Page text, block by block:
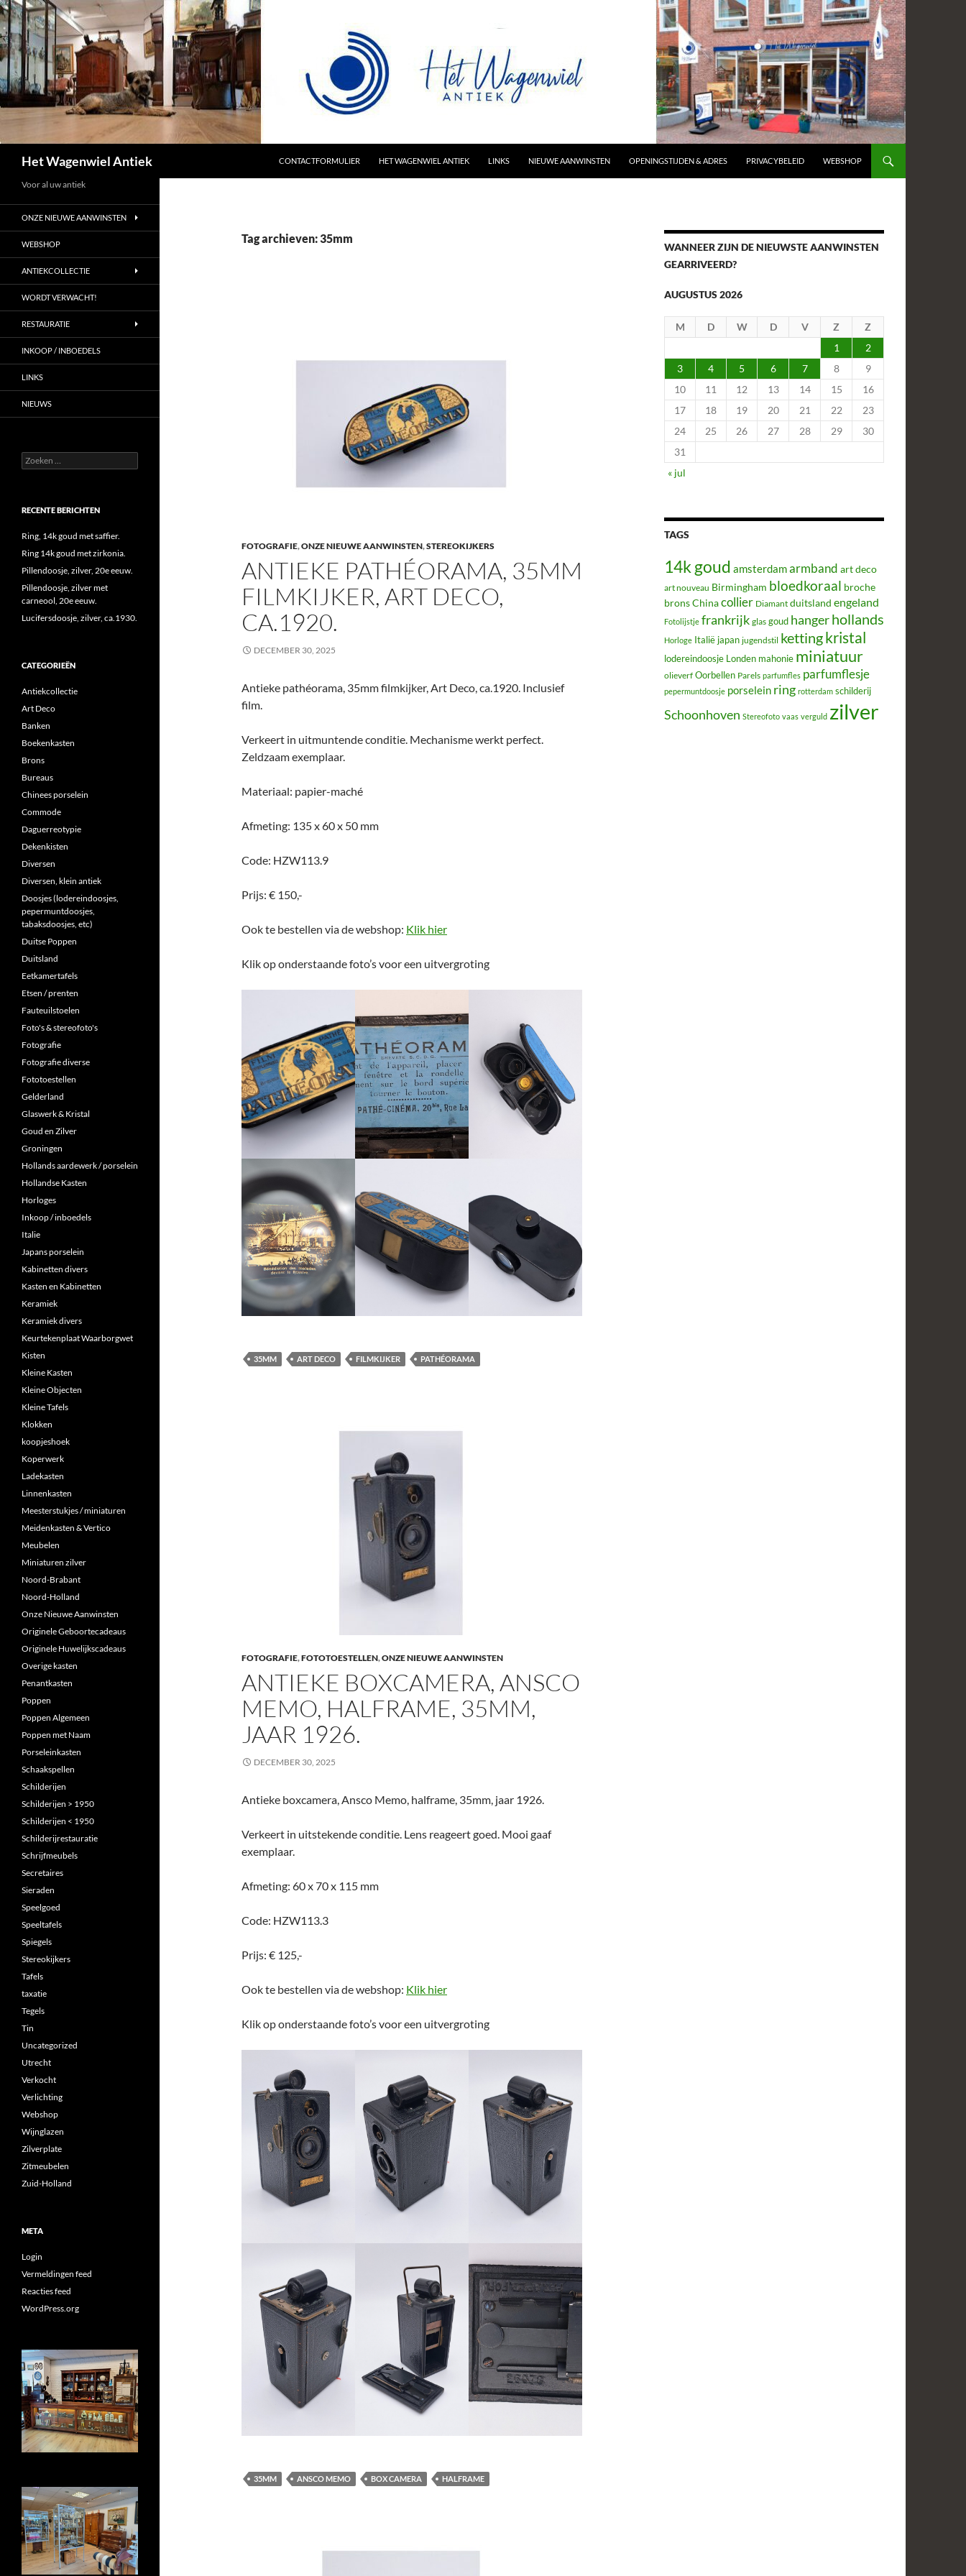
Het Wagenwiel Antiek
CONTACTFORMULIER
HET WAGENWIEL ANTIEK LINKS NIEUWE AANWINSTEN OPENINGSTIJDEN & ADRES PRIVACYBELEID WEBSHOP
Tag archieven: 35mm
FOTOGRAFIE,ONZE NIEUWE AANWINSTEN,STEREOKIJKERS
ANTIEKE PATHÉORAMA, 35MM
FILMKIJKER, ART DECO,
CA.1920.
DECEMBER 30, 2025
Antieke pathéorama, 35mm filmkijker, Art Deco, ca.1920. Inclusief
film.
Verkeert in uitmuntende conditie. Mechanisme werkt perfect.
Zeldzaam exemplaar.
Materiaal: papier-maché
Afmeting: 135 x 60 x 50 mm
Code: HZW113.9
Prijs: € 150,-
Ook te bestellen via de webshop: Klik hier
Klik op onderstaande foto’s voor een uitvergroting
35MM ART DECO FILMKIJKER PATHÉORAMA
FOTOGRAFIE,FOTOTOESTELLEN,ONZE NIEUWE AANWINSTEN
ANTIEKE BOXCAMERA, ANSCO
MEMO, HALFRAME, 35MM,
JAAR 1926.
DECEMBER 30, 2025
Antieke boxcamera, Ansco Memo, halframe, 35mm, jaar 1926.
Verkeert in uitstekende conditie. Lens reageert goed. Mooi gaaf
exemplaar.
Afmeting: 60 x 70 x 115 mm
Code: HZW113.3
Prijs: € 125,-
Ook te bestellen via de webshop: Klik hier
Klik op onderstaande foto’s voor een uitvergroting
35MM ANSCO MEMO BOX CAMERA HALFRAME
WANNEER ZIJN DE NIEUWSTE AANWINSTEN
GEARRIVEERD?
AUGUSTUS 2026
M D W D V Z
Z
1
2
3
4 5 6 7 8
9
10
11 12 13 14 15
16
17
18 19 20 21 22
23
24
25 26 27 28 29
30
31
« jul
TAGS
14k goud amsterdamarmband art deco
art nouveau Birmingham bloedkoraal broche
bronsChinacollier Diamant duitsland engeland
Fotolijstje frankrijk glas goud hangerhollands
Horloge Italië japan jugendstil kettingkristal
lodereindoosje Londen mahonie miniatuur
olieverf Oorbellen Parels parfumfles parfumflesje
pepermuntdoosje porselein ring rotterdam schilderij
Schoonhoven Stereofoto vaas verguld zilver
Voor al uw antiek
ONZE NIEUWE AANWINSTEN
WEBSHOP
ANTIEKCOLLECTIE
WORDT VERWACHT!
RESTAURATIE
INKOOP / INBOEDELS
LINKS
NIEUWS
Zoeken
naar:
RECENTE BERICHTEN
Ring, 14k goud met saffier.
Ring 14k goud met zirkonia.
Pillendoosje, zilver, 20e eeuw.
Pillendoosje, zilver met
carneool, 20e eeuw.
Lucifersdoosje, zilver, ca.1930.
CATEGORIEËN
Antiekcollectie
Art Deco
Banken
Boekenkasten
Brons
Bureaus
Chinees porselein
Commode
Daguerreotypie
Dekenkisten
Diversen
Diversen, klein antiek
Doosjes (lodereindoosjes,
pepermuntdoosjes,
tabaksdoosjes, etc)
Duitse Poppen
Duitsland
Eetkamertafels
Etsen / prenten
Fauteuilstoelen
Foto's & stereofoto's
Fotografie
Fotografie diverse
Fototoestellen
Gelderland
Glaswerk & Kristal
Goud en Zilver
Groningen
Hollands aardewerk / porselein
Hollandse Kasten
Horloges
Inkoop / inboedels
Italie
Japans porselein
Kabinetten divers
Kasten en Kabinetten
Keramiek
Keramiek divers
Keurtekenplaat Waarborgwet
Kisten
Kleine Kasten
Kleine Objecten
Kleine Tafels
Klokken
koopjeshoek
Koperwerk
Ladekasten
Linnenkasten
Meesterstukjes / miniaturen
Meidenkasten & Vertico
Meubelen
Miniaturen zilver
Noord-Brabant
Noord-Holland
Onze Nieuwe Aanwinsten
Originele Geboortecadeaus
Originele Huwelijkscadeaus
Overige kasten
Penantkasten
Poppen
Poppen Algemeen
Poppen met Naam
Porseleinkasten
Schaakspellen
Schilderijen
Schilderijen > 1950
Schilderijen < 1950
Schilderijrestauratie
Schrijfmeubels
Secretaires
Sieraden
Speelgoed
Speeltafels
Spiegels
Stereokijkers
Tafels
taxatie
Tegels
Tin
Uncategorized
Utrecht
Verkocht
Verlichting
Webshop
Wijnglazen
Zilverplate
Zitmeubelen
Zuid-Holland
META
Login
Vermeldingen feed
Reacties feed
WordPress.org